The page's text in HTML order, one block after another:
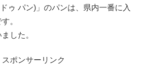
ゥ パン)」のパンは、県内一番に入
。
した。
スポンサーリンク